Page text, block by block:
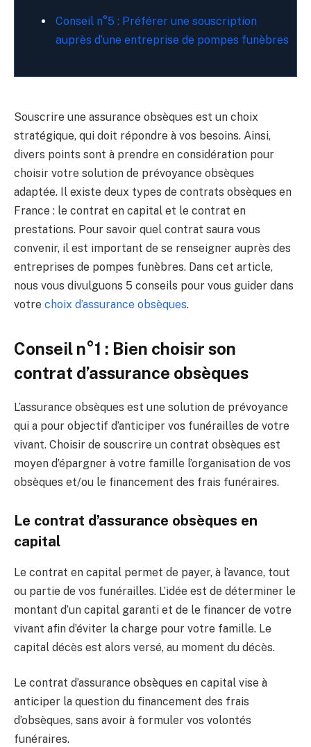
Conseil n°5 : Préférer une souscription
auprès d’une entreprise de pompes funèbres
Souscrire une assurance obsèques est un choix
stratégique, qui doit répondre à vos besoins. Ainsi,
divers points sont à prendre en considération pour
choisir votre solution de prévoyance obsèques
adaptée. Il existe deux types de contrats obsèques en
France : le contrat en capital et le contrat en
prestations. Pour savoir quel contrat saura vous
convenir, il est important de se renseigner auprès des
entreprises de pompes funèbres. Dans cet article,
nous vous divulguons 5 conseils pour vous guider dans
votre choix d’assurance obsèques.
Conseil n°1 : Bien choisir son
contrat d’assurance obsèques
L’assurance obsèques est une solution de prévoyance
qui a pour objectif d’anticiper vos funérailles de votre
vivant. Choisir de souscrire un contrat obsèques est
moyen d’épargner à votre famille l’organisation de vos
obsèques et/ou le financement des frais funéraires.
Le contrat d’assurance obsèques en
capital
Le contrat en capital permet de payer, à l’avance, tout
ou partie de vos funérailles. L’idée est de déterminer le
montant d’un capital garanti et de le financer de votre
vivant afin d’éviter la charge pour votre famille. Le
capital décès est alors versé, au moment du décès.
Le contrat d’assurance obsèques en capital vise à
anticiper la question du financement des frais
d’obsèques, sans avoir à formuler vos volontés
funéraires.